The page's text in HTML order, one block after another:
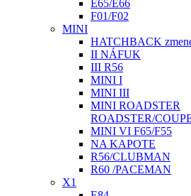
E65/E66
F01/F02
MINI
HATCHBACK
II NÁFUK
III R56
MINI I
MINI III
MINI ROADSTER
ROADSTER/
MINI VI F65/F55
NA KAPOTE
R56/CLUBMAN
R60 /PACEMAN
X1